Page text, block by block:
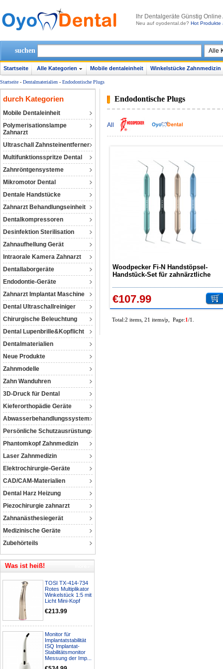
lhr Dentalgeräte Günstig
Neu auf oyodental.de? Hot Produkte
suchen
Startseite Alle Kategorien Mobile dentaleinheit Winkelstücke Zahnmedizin
Startseite - Dentalmaterialien - Endodontische Plugs
durch Kategorien
Mobile Dentaleinheit
Polymerisationslampe
Zahnarzt
Ultraschall Zahnsteinentferner
Multifunktionsspritze Dental
Zahnröntgensysteme
Mikromotor Dental
Dentale Handstücke
Zahnarzt Behandlungseinheit
Dentalkompressoren‎
Desinfektion Sterilisation
Zahnaufhellung Gerät
Intraorale Kamera Zahnarzt
Dentallaborgeräte
Endodontie-Geräte
Zahnarzt Implantat Maschine
Dental Ultraschallreiniger
Chirurgische Beleuchtung
Dental Lupenbrille&Kopflicht
Dentalmaterialien
Neue Produkte
Zahnmodelle
Zahn Wanduhren
3D-Druck für Dental
Kieferorthopädie Geräte
Abwasserbehandlungssystem
Persönliche Schutzausrüstung
Phantomkopf Zahnmedizin
Laser Zahnmedizin
Elektrochirurgie-Geräte
CAD/CAM-Materialien
Dental Harz Heizung
Piezochirurgie zahnarzt
Zahnanästhesiegerät
Medizinische Geräte
Zubehörteils
Was ist heiß!
TOSI TX-414-734
Rotes Multiplikator
Winkelstück 1:5 mit
Licht Mini-Kopf
€213.99
Monitor für
Implantatstabilität
ISQ Implantat-
Stabilitätsmonitor
Messung der Imp...
Endodontische Plugs
All
Woodpecker Fi-N Handstöpsel-
Handstück-Set für zahnärztliche
€107.99
Total:2 items, 21 items/p, Page:1/1.